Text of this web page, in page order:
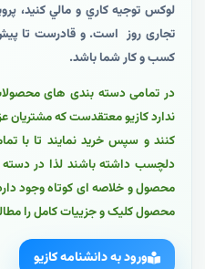
لوکس توجيه کاري و مالي کنيد،
تجاری روز است. و قادرست تا
کسب و کار شما باشد.
در تمامی دسته بندی های
ندارد کازیو معتقدست که مشتریان
کنند و سپس خرید نمایند تا با
دلچسب داشته باشند لذا در دسته
محصول و خلاصه ای کوتاه وجود
محصول کلیک و جزییات کامل را
ورود به دانشنامه کازیو